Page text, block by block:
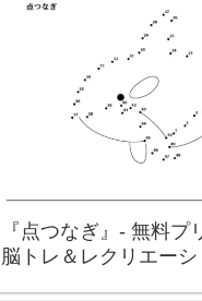
『点つなぎ』- 無料
脳トレ＆レクリエーシ